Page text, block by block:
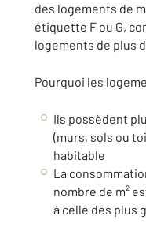
des logements de
étiquette F ou G,
logements de plus
Pourquoi les
Ils possèdent
(murs, sols ou
habitable
La
nombre de m²
à celle des plus